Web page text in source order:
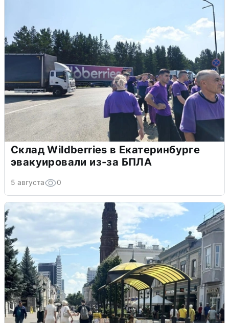
Склад Wildberries в Екатеринбурге
эвакуировали из-за БПЛА
5 августа 0